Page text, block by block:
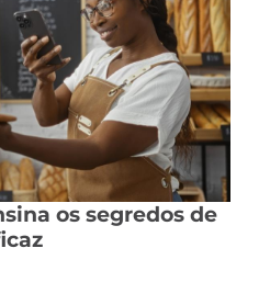
os segredos de